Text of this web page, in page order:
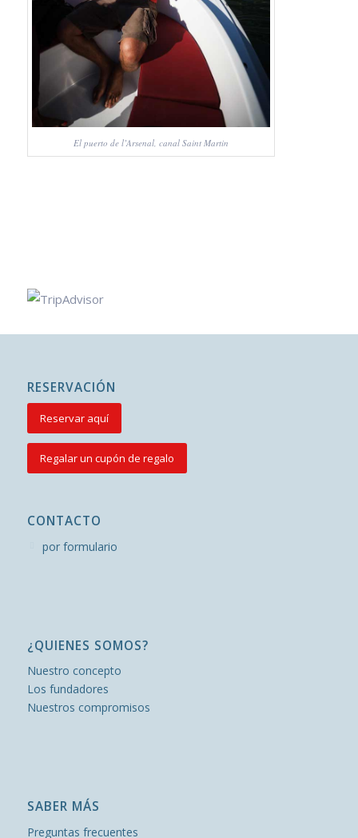
El puerto de l’Arsenal, canal Saint Martin
RESERVACIÓN
Reservar aquí
Regalar un cupón de regalo
CONTACTO
por formulario
¿QUIENES SOMOS?
Nuestro concepto
Los fundadores
Nuestros compromisos
SABER MÁS
Preguntas frecuentes